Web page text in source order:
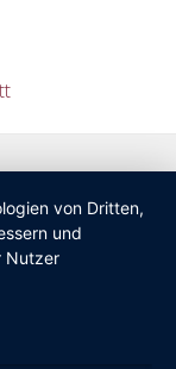
von Dritten,
und
Nutzer